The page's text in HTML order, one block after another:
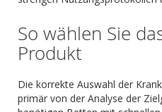
So wählen Sie
Produkt
Die korrekte Auswahl der
primär von der Analyse der